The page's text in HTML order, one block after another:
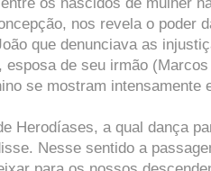
nos revela o poder
que denunciava as
de seu irmão
se mostram intensamente
Herodíases, a qual dança
Nesse sentido a